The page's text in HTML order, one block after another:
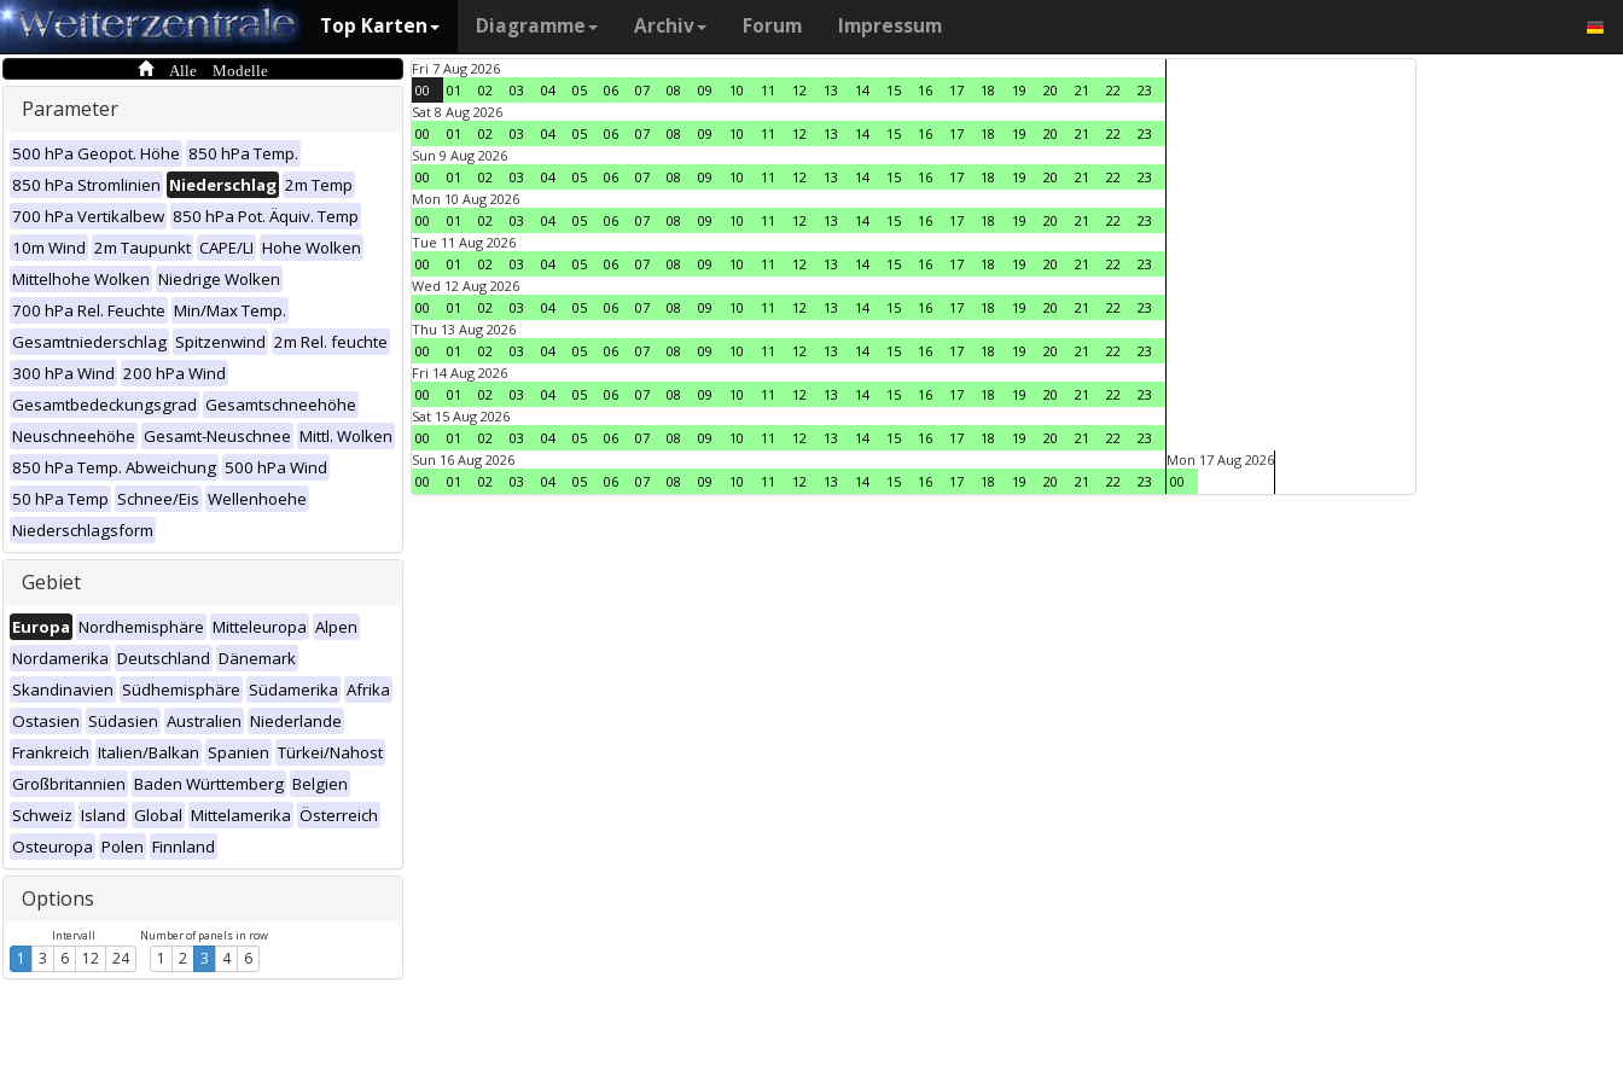
Top Karten Diagramme Archiv Forum Impressum
Alle Modelle
Parameter
500 hPa Geopot. Höhe 850 hPa Temp.
850 hPa Stromlinien Niederschlag 2m Temp
700 hPa Vertikalbew 850 hPa Pot. Äquiv. Temp
10m Wind 2m Taupunkt CAPE/LI Hohe Wolken
Mittelhohe Wolken Niedrige Wolken
700 hPa Rel. Feuchte Min/Max Temp.
Gesamtniederschlag Spitzenwind 2m Rel. feuchte
300 hPa Wind 200 hPa Wind
Gesamtbedeckungsgrad Gesamtschneehöhe
Neuschneehöhe Gesamt-Neuschnee Mittl. Wolken
850 hPa Temp. Abweichung 500 hPa Wind
50 hPa Temp Schnee/Eis Wellenhoehe
Niederschlagsform
Gebiet
Europa Nordhemisphäre Mitteleuropa Alpen
Nordamerika Deutschland Dänemark
Skandinavien Südhemisphäre Südamerika Afrika
Ostasien Südasien Australien Niederlande
Frankreich Italien/Balkan Spanien Türkei/Nahost
Großbritannien Baden Württemberg Belgien
Schweiz Island Global Mittelamerika Österreich
Osteuropa Polen Finnland
Options
Intervall
1 3 6 12 24
Number of panels in row
1 2 3 4 6
Fri 7 Aug 2026
00
01 02 03 04 05 06 07 08 09 10 11 12 13 14 15 16 17 18 19 20 21 22
23
Sat 8 Aug 2026
00
01 02 03 04 05 06 07 08 09 10 11 12 13 14 15 16 17 18 19 20 21 22
23
Sun 9 Aug 2026
00
01 02 03 04 05 06 07 08 09 10 11 12 13 14 15 16 17 18 19 20 21 22
23
Mon 10 Aug 2026
00
01 02 03 04 05 06 07 08 09 10 11 12 13 14 15 16 17 18 19 20 21 22
23
Tue 11 Aug 2026
00
01 02 03 04 05 06 07 08 09 10 11 12 13 14 15 16 17 18 19 20 21 22
23
Wed 12 Aug 2026
00
01 02 03 04 05 06 07 08 09 10 11 12 13 14 15 16 17 18 19 20 21 22
23
Thu 13 Aug 2026
00
01 02 03 04 05 06 07 08 09 10 11 12 13 14 15 16 17 18 19 20 21 22
23
Fri 14 Aug 2026
00
01 02 03 04 05 06 07 08 09 10 11 12 13 14 15 16 17 18 19 20 21 22
23
Sat 15 Aug 2026
00
01 02 03 04 05 06 07 08 09 10 11 12 13 14 15 16 17 18 19 20 21 22
23
Sun 16 Aug 2026
00
01 02 03 04 05 06 07 08 09 10 11 12 13 14 15 16 17 18 19 20 21 22 23
Mon 17 Aug 2026
00